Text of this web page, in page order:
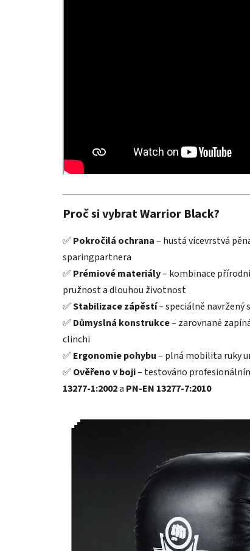
Proč si vybrat Warrior Black?
✅ Pokročilá ochrana– hustá vícevrstvá
sparingpartnera
✅ Prémiové materiály– kombinace
pružnost a dlouhou životnost
✅Stabilizace zápěstí– speciálně navržený
✅ Důmyslná konstrukce– zarovnané
clinchi
✅ Ergonomie pohybu– plná mobilita ruky
✅ Ověřeno v boji– testováno
13277-1:2002a PN-EN 13277-7:2010